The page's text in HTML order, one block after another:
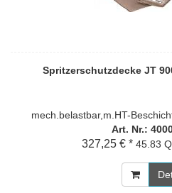
Spritzerschutzdecke JT
mech.belastbar,m.HT-
Art. Nr.:
327,25 € * 45.83